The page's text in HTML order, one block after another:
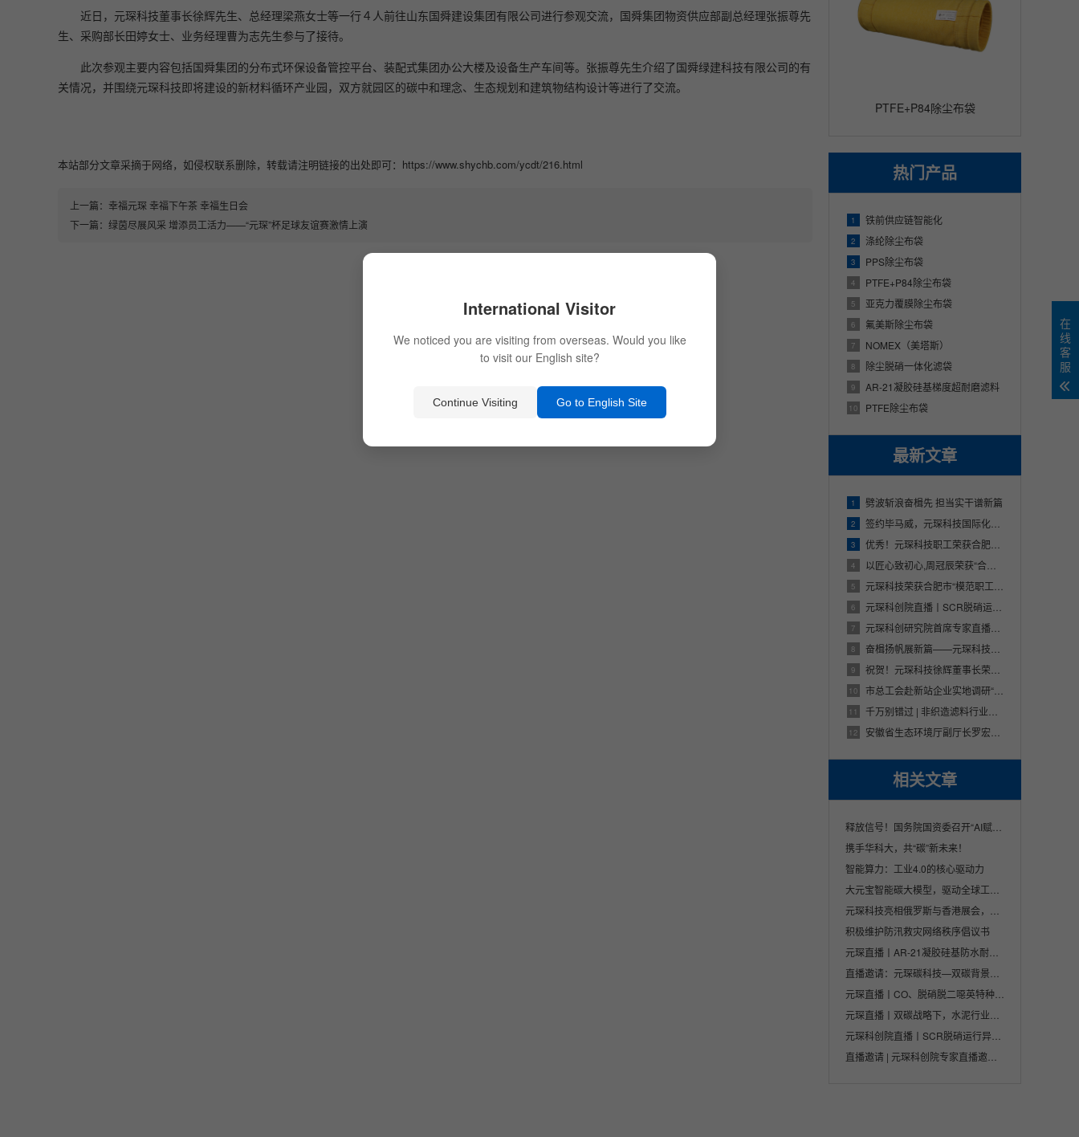
PTFE+P84除尘布袋
热门产品
1 铁前供应链智能化
2 涤纶除尘布袋
3 PPS除尘布袋
4 PTFE+P84除尘布袋
5 亚克力覆膜除尘布袋
6 氟美斯除尘布袋
7 NOMEX（美塔斯）
8 除尘脱硝一体化滤袋
9 AR-21凝胶硅基梯度超耐磨滤料
10 PTFE除尘布袋
最新文章
1 劈波斩浪奋楫先 担当实干谱新篇
2 签约毕马威，元琛科技国际化发展战略稳步推进
3 优秀！元琛科技职工荣获合肥市五一劳动奖章
4 以匠心致初心,周冠辰荣获“合肥工匠”称号！
5 元琛科技荣获合肥市“模范职工小家”荣誉称号
6 元琛科创院直播丨SCR脱硝运行异常问题分析及应对方案
7 元琛科创研究院首席专家直播来啦
8 奋楫扬帆展新篇——元琛科技召开2022年工作动员大会
9 祝贺！元琛科技徐辉董事长荣获市经济社会发展贡献奖科技创新先进个人
10 市总工会赴新站企业实地调研“合肥工匠”候选人创新成果！
11 千万别错过 | 非织造滤料行业发展历程、复杂工况除尘布袋选型直播来啦！
12 安徽省生态环境厅副厅长罗宏一行莅临元琛科技调研指导
相关文章
携手华科大，共“碳”新未来！
智能算力：工业4.0的核心驱动力
积极维护防汛救灾网络秩序倡议书
近日，元琛科技董事长徐辉先生、总经理梁燕女士等一行４人前往山东国舜建设集团有限公司进行参观交流，国舜集团物资供应部副总经理张振尊先
生、采购部长田婷女士、业务经理曹为志先生参与了接待。
此次参观主要内容包括国舜集团的分布式环保设备管控平台、装配式集团办公大楼及设备生产车间等。张振尊先生介绍了国舜绿建科技有限公司的有
关情况，并围绕元琛科技即将建设的新材料循环产业园，双方就园区的碳中和理念、生态规划和建筑物结构设计等进行了交流。
本站部分文章采摘于网络，如侵权联系删除，转载请注明链接的出处即可：https://www.shychb.com/ycdt/216.html
上一篇： 幸福元琛 幸福下午茶 幸福生日会
下一篇： 绿茵尽展风采 增添员工活力——“元琛”杯足球友谊赛激情上演
在
线
客
服
International Visitor
We noticed you are visiting from overseas. Would you like
to visit our English site?
Continue Visiting Go to English Site